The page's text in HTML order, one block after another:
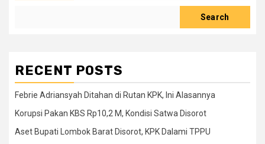
Search
RECENT POSTS
Febrie Adriansyah Ditahan di Rutan KPK, Ini Alasannya
Korupsi Pakan KBS Rp10,2 M, Kondisi Satwa Disorot
Aset Bupati Lombok Barat Disorot, KPK Dalami TPPU